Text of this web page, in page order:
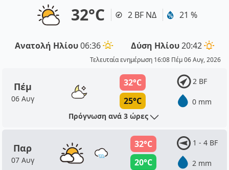
32°C 2 BF ΝΔ 21 %
Ανατολή Ηλίου06:36 Δύση Ηλίου20:42
Τελευταία ενημέρωση 16:08 Πέμ 06 Αυγ, 2026
Πέμ
06 Αυγ
32°C
25°C
2 BF
0 mm
Πρόγνωση ανά 3 ώρες
Παρ
07 Αυγ
32°C
20°C
1 - 4 BF
2 mm